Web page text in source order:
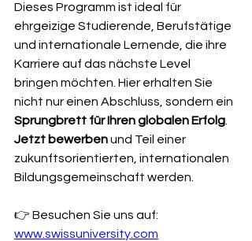
Dieses Programm ist ideal für
ehrgeizige Studierende, Berufstätige
und internationale Lernende, die ihre
Karriere auf das nächste Level
bringen möchten. Hier erhalten Sie
nicht nur einen Abschluss, sondern ein
Sprungbrett für Ihren globalen Erfolg
Jetzt bewerben und Teil einer
zukunftsorientierten, internationalen
Bildungsgemeinschaft werden.
👉 Besuchen Sie uns auf:
www.swissuniversity.com